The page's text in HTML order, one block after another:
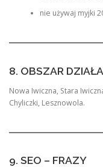
nie używaj myjki
8. OBSZAR
Nowa Iwiczna, Stara
Chyliczki, Lesznowola.
9. SEO – FRAZY